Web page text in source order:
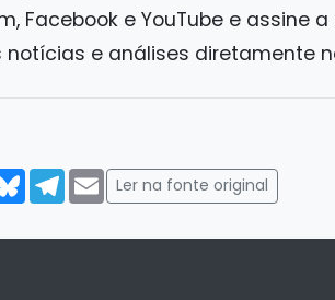
Facebook e YouTube e assine
notícias e análises diretamente
BlueskyTelegram
Email
Ler na fonte original